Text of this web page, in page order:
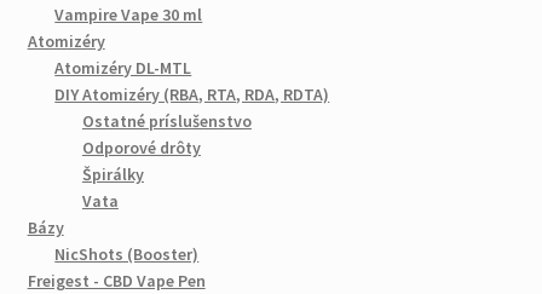
Vampire Vape 30 ml
Atomizéry
Atomizéry DL-MTL
DIY Atomizéry (RBA, RTA, RDA, RDTA)
Ostatné príslušenstvo
Odporové drôty
Špirálky
Vata
Bázy
NicShots (Booster)
Freigest - CBD Vape Pen